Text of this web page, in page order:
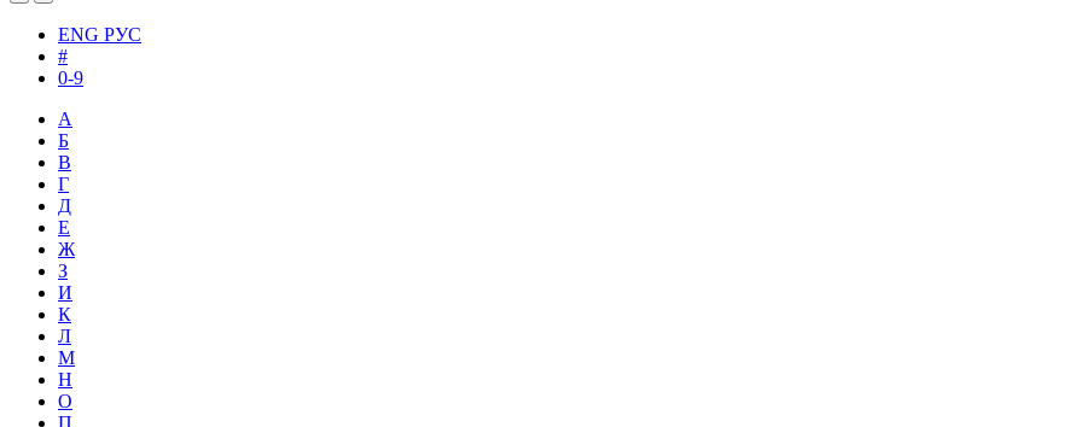
ENG РУС
#
0-9
А
Б
В
Г
Д
Е
Ж
З
И
К
Л
М
Н
О
П